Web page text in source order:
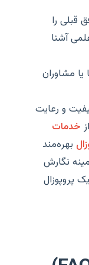
قبلی را
آشنا
یا مشاوران
و رعایت
خدمات
بهره‌مند
نگارش
پروپوزال